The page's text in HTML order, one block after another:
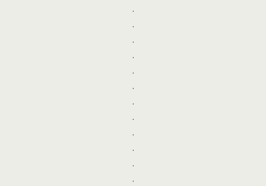
.
.
.
.
.
.
.
.
.
.
.
.